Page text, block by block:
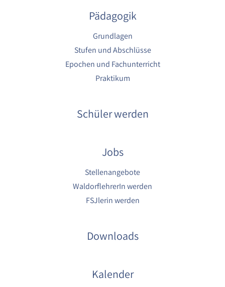
Pädagogik
Grundlagen
Stufen und Abschlüsse
Epochen und Fachunterricht
Praktikum
Schüler werden
Jobs
Stellenangebote
WaldorflehrerIn werden
FSJlerin werden
Downloads
Kalender